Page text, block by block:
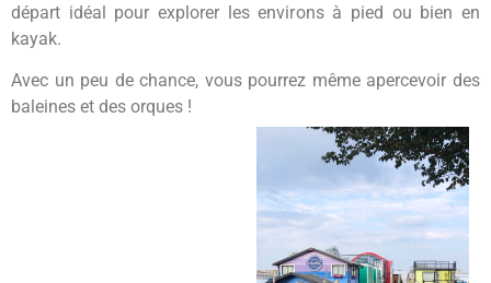
départ idéal pour explorer les environs à pied ou bien en
kayak.
Avec un peu de chance, vous pourrez même apercevoir des
baleines et des orques !